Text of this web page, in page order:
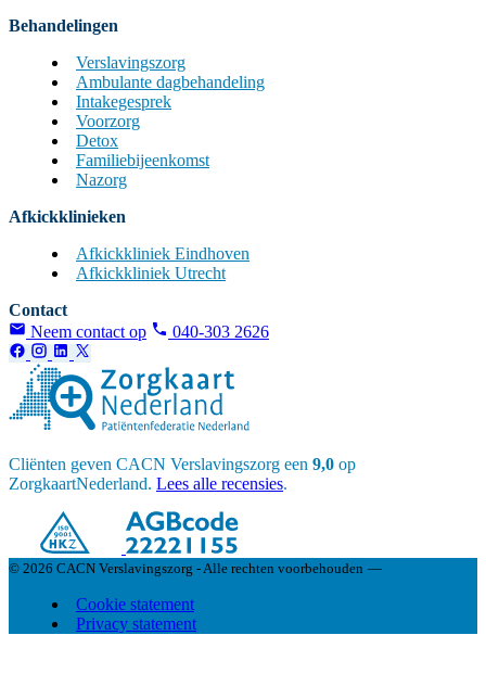
Behandelingen
Verslavingszorg
Ambulante dagbehandeling
Intakegesprek
Voorzorg
Detox
Familiebijeenkomst
Nazorg
Afkickklinieken
Afkickkliniek Eindhoven
Afkickkliniek Utrecht
Contact
Neem contact op
040-303 2626
Cliënten geven CACN Verslavingszorg een 9,0 op
ZorgkaartNederland. Lees alle recensies.
© 2026 CACN Verslavingszorg - Alle rechten voorbehouden —
Cookie statement
Privacy statement